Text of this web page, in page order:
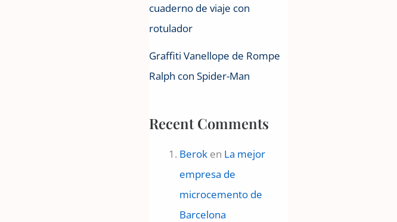
cuaderno de viaje con
rotulador
Graffiti Vanellope de Rompe
Ralph con Spider-Man
Recent Comments
Beroken La mejor
empresa de
microcemento de
Barcelona